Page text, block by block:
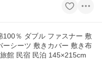
100％ ダブル ファスナー 敷
ーシーツ 敷きカバー 敷き布
館 民宿 民泊 145×215cm